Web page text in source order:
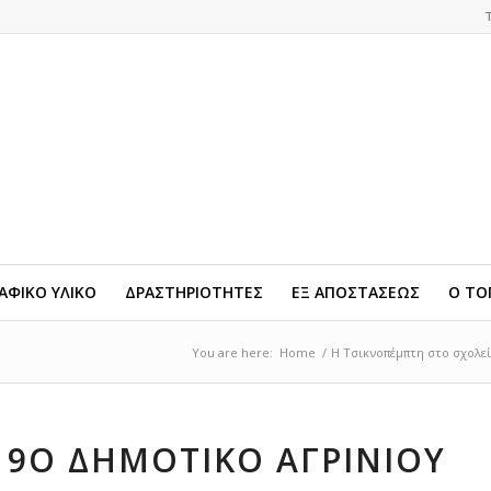
ΥΛΙΚΟ ΔΡΑΣΤΗΡΙΟΤΗΤΕΣ ΕΞ ΑΠΟΣΤΑΣΕΩΣ Ο
You are here: Home / Η Τσικνοπέμπτη στο
ΔΗΜΟΤΙΚΟ ΑΓΡΙΝΙΟΥ